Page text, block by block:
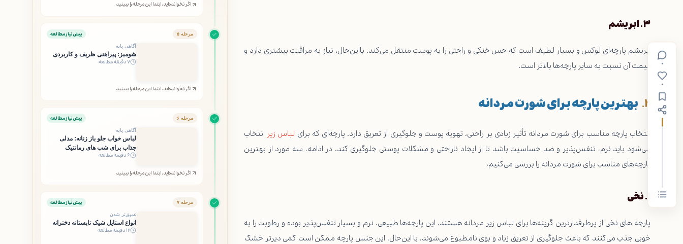
۳.ابریشم
ابریشم پارچه‌ای لوکس و بسیار لطیف است که حس خنکی و راحتی را به پوست منتقل می‌کند. بااین‌حال، نیاز به مراقبت بیشتری دارد و
قیمت آن نسبت به سایر پارچه‌ها بالاتر است.
بهترین پارچه برای شورت مردانه
انتخاب پارچه مناسب برای شورت مردانه تأثیر زیادی بر راحتی، تهویه پوست و جلوگیری از تعریق دارد. پارچه‌ای که برای لباس زیر انتخاب
می‌شود باید نرم، تنفس‌پذیر و ضد حساسیت باشد تا از ایجاد ناراحتی و مشکلات پوستی جلوگیری کند. در ادامه، سه مورد از بهترین
پارچه‌های مناسب برای شورت مردانه را بررسی می‌کنیم:
.نخی
پارچه های نخی از پرطرفدارترین گزینه‌ها برای لباس زیر مردانه هستند. این پارچه‌ها طبیعی، نرم و بسیار تنفس‌پذیر بوده و رطوبت را به
خوبی جذب می‌کنند که باعث جلوگیری از تعریق زیاد و بوی نامطبوع می‌شوند. با این‌حال، این جنس پارچه ممکن است کمی دیرتر خشک
اگر نخوانده‌اید، ابتدا این مرحله را ببینید
مرحله ۵ پیش‌نیاز مطالعه
آگاهی پایه
شومیز: پیراهنی ظریف و کاربردی
۷ دقیقه مطالعه
اگر نخوانده‌اید، ابتدا این مرحله را ببینید
مرحله ۶ پیش‌نیاز مطالعه
آگاهی پایه
لباس خواب جلو باز زنانه: مدلی
جذاب برای شب های رمانتیک
۶ دقیقه مطالعه
اگر نخوانده‌اید، ابتدا این مرحله را ببینید
مرحله ۷ پیش‌نیاز مطالعه
عمیق‌تر شدن
انواع استایل شیک تابستانه دخترانه
۱۲ دقیقه مطالعه
۰
۰